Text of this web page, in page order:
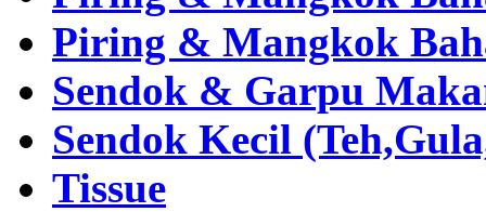
Piring & Mangkok
Sendok & Garpu
Sendok Kecil
Tissue